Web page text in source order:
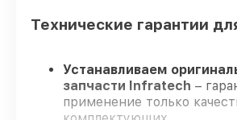
Технические гарантии
Устанавливаем
запчасти Infratech –
применение только